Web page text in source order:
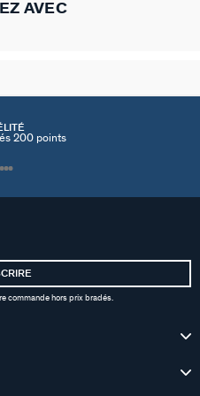
AVEC
200 points
commande hors prix bradés.